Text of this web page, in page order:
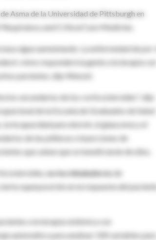
Asma de la Universidad de Pittsburgh en
and Critical Care Medicine.
sigue aumentando. La enfermedad de por
cómo responderá la gente a la terapia con
pacientes, dijo Wenzel.
secundarios de los corticosteroides", dijo
de la Escuela de Graduados de Salud
incapacidad para dormir, el glaucoma y el
de las píldoras e inyecciones de
que saben que se beneficiarán de ellos.
no los inhaladoresde
superposición en la respuesta del paciente
a la terapia sistémica con
automático para analizar 100 variables para